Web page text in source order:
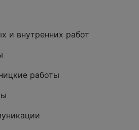
и внутренних работ
работы